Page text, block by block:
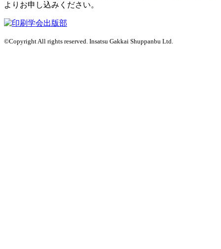
よりお申し込みください。
©Copyright All rights reserved. Insatsu Gakkai Shuppanbu Ltd.